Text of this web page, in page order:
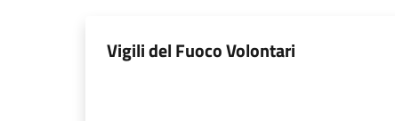
Vigili del Fuoco Volontari